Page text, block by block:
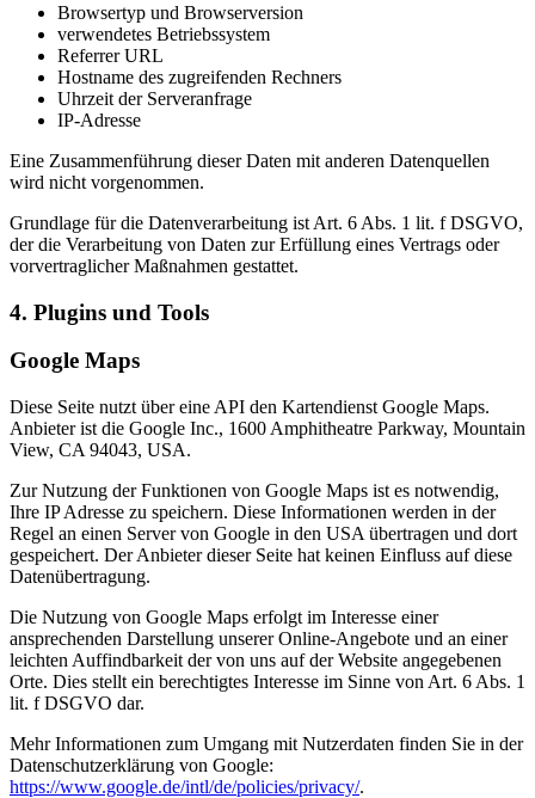
Browsertyp und Browserversion
verwendetes Betriebssystem
Referrer URL
Hostname des zugreifenden Rechners
Uhrzeit der Serveranfrage
IP-Adresse
Eine Zusammenführung dieser Daten mit anderen Datenquellen
wird nicht vorgenommen.
Grundlage für die Datenverarbeitung ist Art. 6 Abs. 1 lit. f DSGVO,
der die Verarbeitung von Daten zur Erfüllung eines Vertrags oder
vorvertraglicher Maßnahmen gestattet.
4. Plugins und Tools
Google Maps
Diese Seite nutzt über eine API den Kartendienst Google Maps.
Anbieter ist die Google Inc., 1600 Amphitheatre Parkway, Mountain
View, CA 94043, USA.
Zur Nutzung der Funktionen von Google Maps ist es notwendig,
Ihre IP Adresse zu speichern. Diese Informationen werden in der
Regel an einen Server von Google in den USA übertragen und dort
gespeichert. Der Anbieter dieser Seite hat keinen Einfluss auf diese
Datenübertragung.
Die Nutzung von Google Maps erfolgt im Interesse einer
ansprechenden Darstellung unserer Online-Angebote und an einer
leichten Auffindbarkeit der von uns auf der Website angegebenen
Orte. Dies stellt ein berechtigtes Interesse im Sinne von Art. 6 Abs. 1
lit. f DSGVO dar.
Mehr Informationen zum Umgang mit Nutzerdaten finden Sie in der
Datenschutzerklärung von Google:
https://www.google.de/intl/de/policies/privacy/.